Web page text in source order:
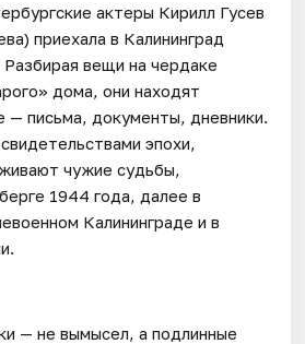
актеры Кирилл Гусев
приехала в Калининград
вещи на чердаке
дома, они находят
— письма, документы, дневники.
эпохи,
чужие судьбы,
1944 года, далее в
Калининграде и в
— не вымысел, а подлинные